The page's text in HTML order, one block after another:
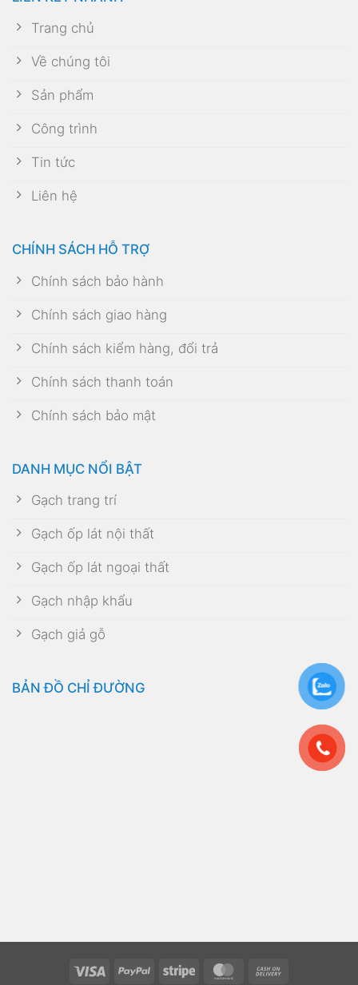
Trang chủ
Về chúng tôi
Sản phẩm
Công trình
Tin tức
Liên hệ
CHÍNH SÁCH HỖ TRỢ
Chính sách bảo hành
Chính sách giao hàng
Chính sách kiểm hàng, đổi trả
Chính sách thanh toán
Chính sách bảo mật
DANH MỤC NỔI BẬT
Gạch trang trí
Gạch ốp lát nội thất
Gạch ốp lát ngoại thất
Gạch nhập khẩu
Gạch giả gỗ
BẢN ĐỒ CHỈ ĐƯỜNG
Visa PayPal Stripe MasterCard